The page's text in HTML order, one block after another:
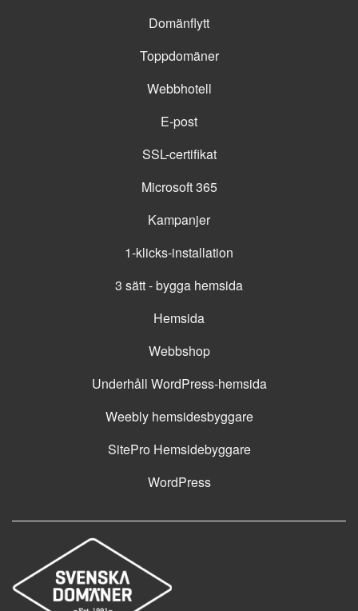
Domänflytt
Toppdomäner
Webbhotell
E-post
SSL-certifikat
Microsoft 365
Kampanjer
1-klicks-installation
3 sätt - bygga hemsida
Hemsida
Webbshop
Underhåll WordPress-hemsida
Weebly hemsidesbyggare
SitePro Hemsidebyggare
WordPress